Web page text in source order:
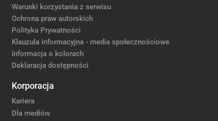
Warunki korzystania z serwisu
Ochrona praw autorskich
Polityka Prywatności
Klauzula informacyjna - media społecznościowe
Informacja o kolorach
Deklaracja dostępności
Korporacja
Kariera
Dla mediów